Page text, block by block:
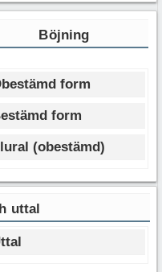
Böjning
form
form
(obestämd)
uttal